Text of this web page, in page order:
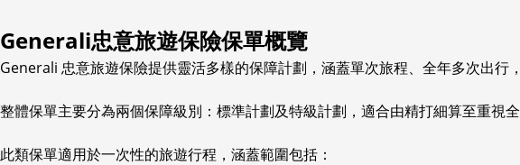
Generali忠意旅遊保險保單概覽
Generali 忠意旅遊保險提供靈活多樣的保障計劃，涵蓋單次旅程、全年多次出行
整體保單主要分為兩個保障級別：標準計劃及特級計劃，適合由精打細算至重視全
此類保單適用於一次性的旅遊行程，涵蓋範圍包括：